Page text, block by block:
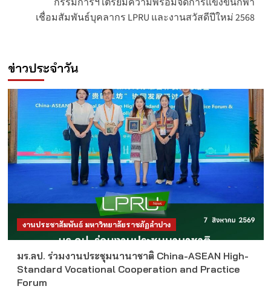
เชื่อมสัมพันธ์บุคลากร LPRU และงานสวัสดีปีใหม่ 2568
ข่าวประจำวัน
งานประชาสัมพันธ์ มหาวิทยาลัยราชภัฏลำปาง
มร.ลป. ร่วมงานประชุมนานาชาติ China-ASEAN High-
Standard Vocational Cooperation and Practice
Forum